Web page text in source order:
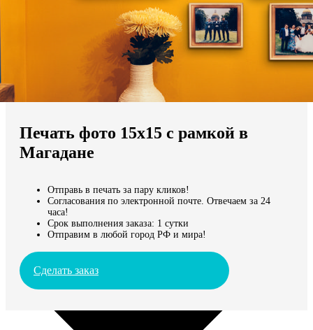
Мы доставляем по всему миру
Продолжить без города
Печать фото 15х15 с рамкой в
Магадане
Отправь в печать за пару кликов!
Согласования по электронной почте. Отвечаем за 24
часа!
Срок выполнения заказа: 1 сутки
Отправим в любой город РФ и мира!
Сделать заказ